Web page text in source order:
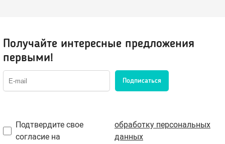
Для мужчин
Для женщин
Для двоих
Подарочные сертификаты
Получайте интересные предложения
первыми!
Подписаться
Подтвердите свое
согласие на
обработку персональных
данных